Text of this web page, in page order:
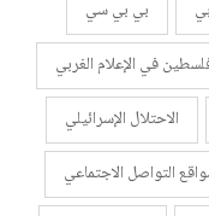
بي بي سي
في الإعلام الغربي
الاحتلال الإسرائيلي
التواصل الاجتماعي